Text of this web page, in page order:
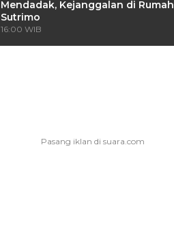
Mendadak, Kejanggalan di Rumah
Sutrimo
16:00 WIB